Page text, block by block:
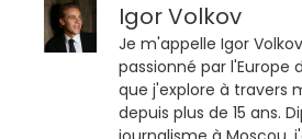
Igor Volkov
Je m'appelle Igor
passionné par l'Europe
que j'explore à travers
depuis plus de 15 ans.